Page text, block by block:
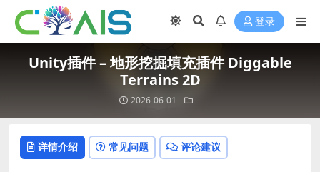
登录
Unity插件 – 地形挖掘填充插件 Diggable
Terrains 2D
2026-06-01
详情介绍 常见问题 评论建议